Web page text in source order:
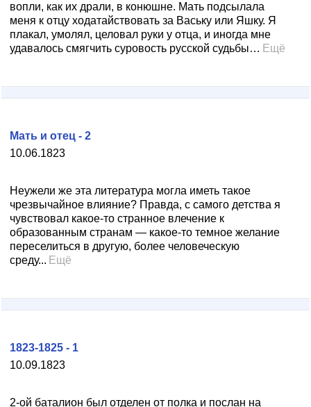
вопли, как их драли, в конюшне. Мать подсылала
меня к отцу ходатайствовать за Ваську или Яшку. Я
плакал, умолял, целовал руки у отца, и иногда мне
удавалось смягчить суровость русской судьбы… Ещё
10.06.1823
Мать и отец - 2
Неужели же эта литература могла иметь такое
чрезвычайное влияние? Правда, с самого детства я
чувствовал какое-то странное влечение к
образованным странам — какое-то темное желание
переселиться в другую, более человеческую
среду... Ещё
10.09.1823
1823-1825 - 1
2-ой баталион был отделен от полка и послан на